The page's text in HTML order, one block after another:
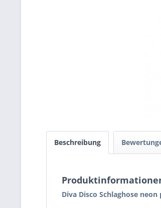
Beschreibung
Diva Disco Schlaghose neon